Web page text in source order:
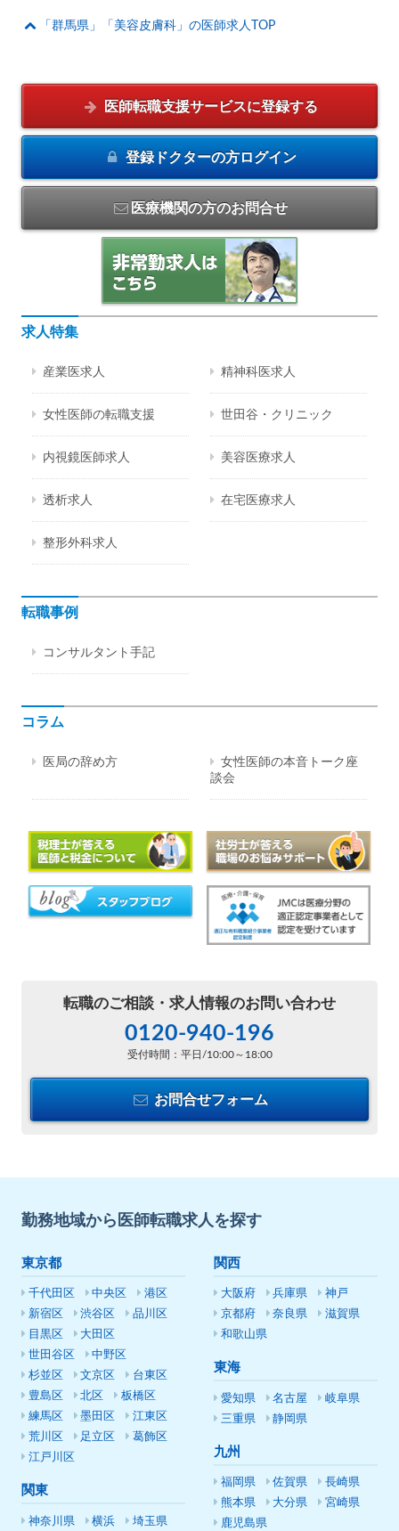
「群馬県」「美容皮膚科」の医師求人TOP
医師転職支援サービスに登録する
登録ドクターの方ログイン
医療機関の方のお問合せ
求人特集
産業医求人 精神科医求人
女性医師の転職支援 世田谷・クリニック
内視鏡医師求人 美容医療求人
透析求人 在宅医療求人
整形外科求人
転職事例
コンサルタント手記
コラム
医局の辞め方
女性医師の本音トーク座
談会
転職のご相談・ 求人情報のお問い合わせ
0120-940-196
受付時間：平日/10:00～18:00
お問合せフォーム
勤務地域から医師転職求人を探す
東京都
千代田区 中央区
港区
新宿区
渋谷区
品川区
目黒区
大田区
世田谷区
中野区
杉並区
文京区
台東区
豊島区
北区
板橋区
練馬区
墨田区
江東区
荒川区
足立区
葛飾区
江戸川区
関東
神奈川県 横浜
埼玉県
関西
大阪府 兵庫県
神戸
京都府
奈良県
滋賀県
和歌山県
東海
愛知県 名古屋
岐阜県
三重県
静岡県
九州
福岡県 佐賀県
長崎県
熊本県
大分県
宮崎県
鹿児島県